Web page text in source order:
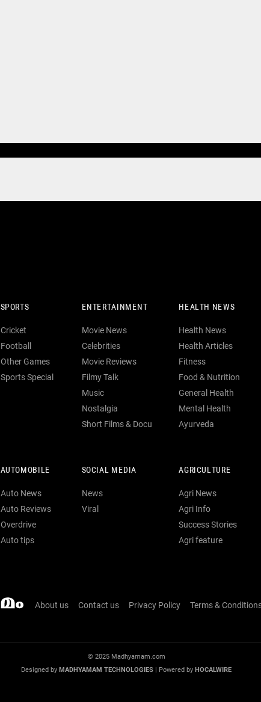
SPORTS
Cricket
Football
Other Games
Sports Special
ENTERTAINMENT
Movie News
Celebrities
Movie Reviews
Filmy Talk
Music
Nostalgia
Short Films & Docu
HEALTH NEWS
Health News
Health Articles
Fitness
Food & Nutrition
General Health
Mental Health
Ayurveda
AUTOMOBILE
Auto News
Auto Reviews
Overdrive
Auto tips
SOCIAL MEDIA
News
Viral
AGRICULTURE
Agri News
Agri Info
Success Stories
Agri feature
About us Contact us Privacy Policy Terms &
© 2025 Madhyamam.com
Designed by MADHYAMAM TECHNOLOGIES | Powered by HOCALWIRE